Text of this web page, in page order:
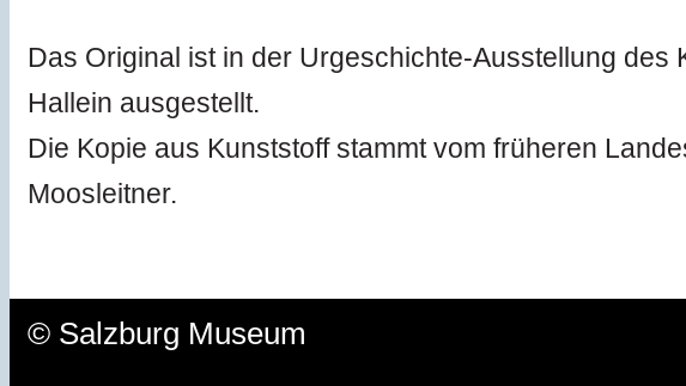
Das Original ist in der Urgeschichte-Ausstellung des
Hallein ausgestellt.
Die Kopie aus Kunststoff stammt vom früheren
Moosleitner.
© Salzburg Museum